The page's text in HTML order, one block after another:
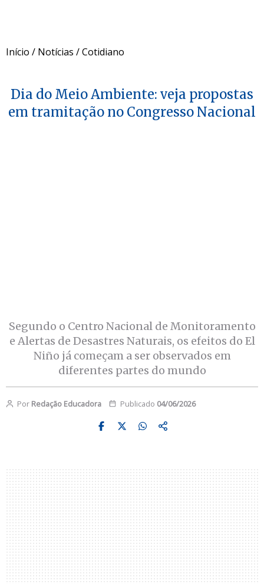
Início / Notícias /Cotidiano
Dia do Meio Ambiente: veja propostas
em tramitação no Congresso Nacional
Segundo o Centro Nacional de Monitoramento
e Alertas de Desastres Naturais, os efeitos do El
Niño já começam a ser observados em
diferentes partes do mundo
Por Redação Educadora Publicado 04/06/2026